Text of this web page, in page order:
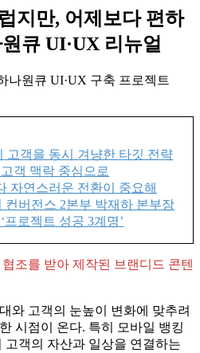
지만, 어제보다 편하
큐 UI·UX 리뉴얼
나원큐 UI·UX 구축 프로젝트
고객을 동시 겨냥한 타깃 전략
객 맥락 중심으로
자연스러운 전환이 중요해
컨버전스 2본부 박재하 본부장
프로젝트 성공 3계명’
조를 받아 제작된 브랜디드 콘텐
와 고객의 눈높이 변화에 맞추려
시점이 온다. 특히 모바일 뱅킹
고객의 자산과 일상을 연결하는